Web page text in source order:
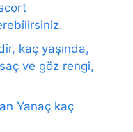
kaç yaşında,
ve göz rengi,
Yanaç kaç